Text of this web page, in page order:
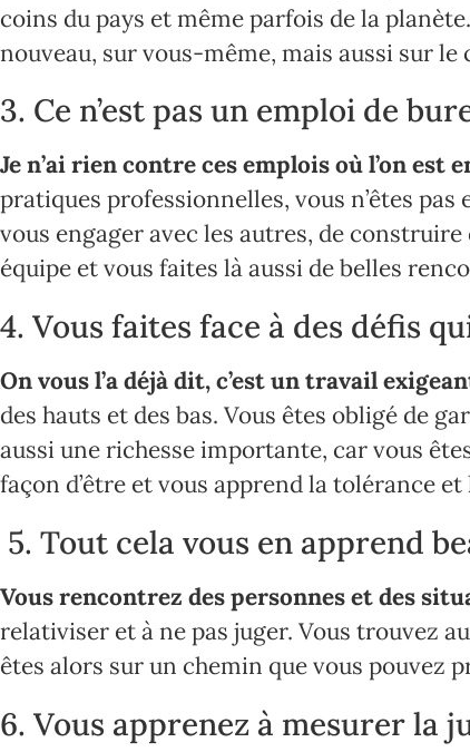
coins du pays et même parfois de la
nouveau, sur vous-même, mais aussi sur
3. Ce n’est pas un emploi de
Je n’ai rien contre ces emplois où l’on
pratiques professionnelles, vous n’êtes
vous engager avec les autres, de
équipe et vous faites là aussi de belles
4. Vous faites face à des défis
On vous l’a déjà dit, c’est un travail
des hauts et des bas. Vous êtes obligé de
aussi une richesse importante, car vous
façon d’être et vous apprend la tolérance
5. Tout cela vous en apprend
Vous rencontrez des personnes et des
relativiser et à ne pas juger. Vous trouvez
êtes alors sur un chemin que vous pouvez
6. Vous apprenez à mesurer la